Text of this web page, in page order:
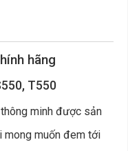
hãng
T550
minh được sản
mong muốn đem tới